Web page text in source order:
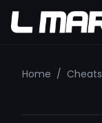
Home / Cheats